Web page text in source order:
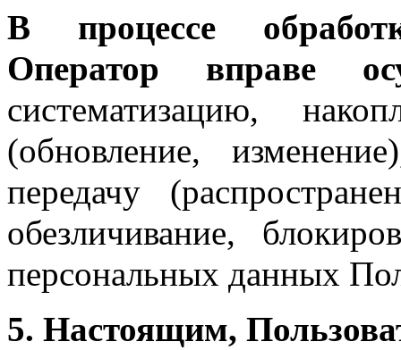
В процессе
Оператор вправе
систематизацию,
(обновление,
передачу
обезличивание,
персональных данных
5. Настоящим,